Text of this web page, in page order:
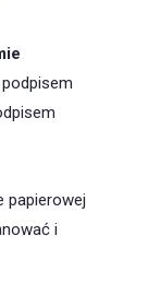
papierowej
i